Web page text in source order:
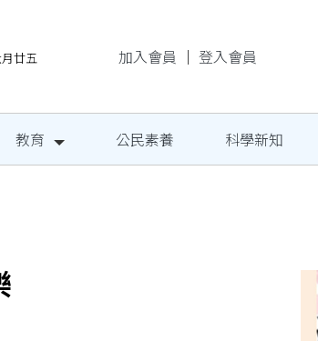
廿五 加入會員 ｜ 登入會員
教育 公民素養 科學新知